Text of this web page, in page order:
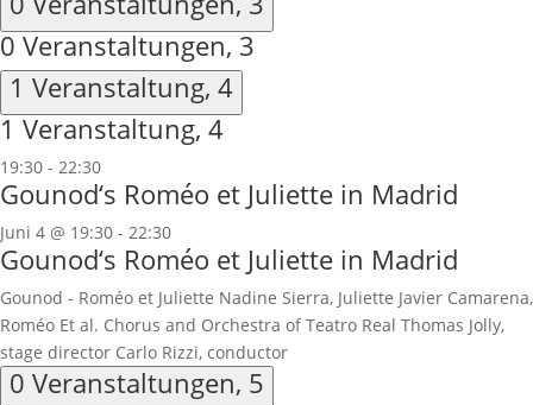
0 Veranstaltungen, 3
1 Veranstaltung, 4
1 Veranstaltung, 4
19:30 - 22:30
Gounod‘s Roméo et Juliette in Madrid
Juni 4 @ 19:30 - 22:30
Gounod‘s Roméo et Juliette in Madrid
Gounod - Roméo et Juliette Nadine Sierra, Juliette Javier Camarena,
Roméo Et al. Chorus and Orchestra of Teatro Real Thomas Jolly,
stage director Carlo Rizzi, conductor
0 Veranstaltungen, 5